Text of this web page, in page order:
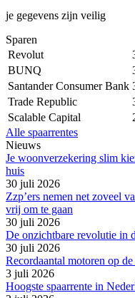
je gegevens zijn veilig
Sparen
Revolut
BUNQ
Santander Consumer Bank
Trade Republic
Scalable Capital
Alle spaarrentes
Nieuws
Je woonverzekering slim
huis
30 juli 2026
Zzp’ers nemen net zoveel
vrij om te gaan
30 juli 2026
De onzichtbare revolutie in
30 juli 2026
Recordaantal motoren op
3 juli 2026
Hoogste spaarrente in